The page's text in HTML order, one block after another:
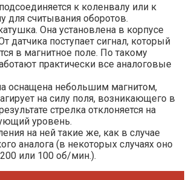
к коленвалу или к
для считывания оборотов.
Она установлена в корпусе
датчика поступает сигнал, который
в магнитное поле. По такому
практически все аналоговые
оснащена небольшим магнитом,
на силу поля, возникающего в
стрелка отклоняется на
уровень.
на ней такие же, как в случае
аналога (в некоторых случаях оно
или 100 об/мин.).